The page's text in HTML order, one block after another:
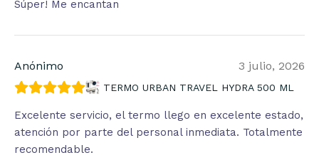
Súper! Me encantan
Anónimo 3 julio, 2026
TERMO URBAN TRAVEL HYDRA 500 ML
Excelente servicio, el termo llego en excelente estado,
atención por parte del personal inmediata. Totalmente
recomendable.